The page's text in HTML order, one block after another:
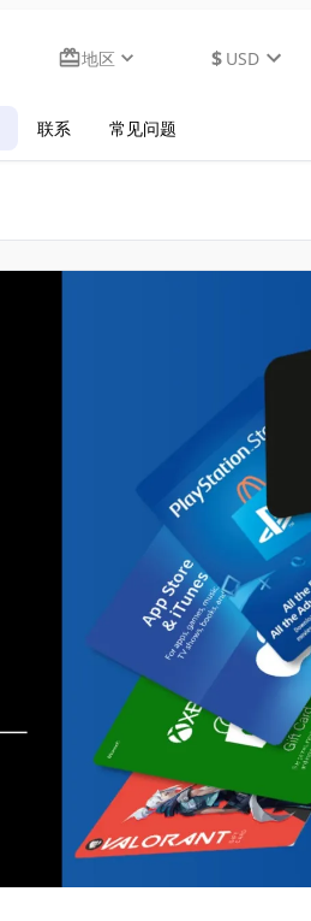
地区 $ USD
联系 常见问题